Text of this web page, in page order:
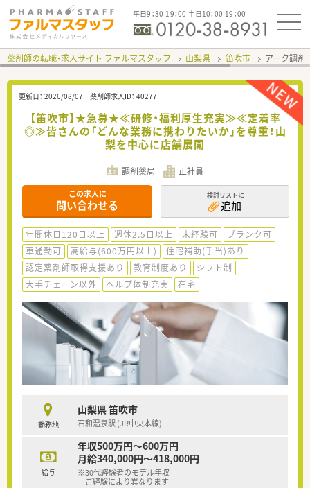
平日9：30-19：00 土日10：00-19：00
薬剤師の転職・求人サイト ファルマスタッフ 山梨県 笛吹市 アーク調
更新日： 2026/08/07 薬剤師求人ID： 40277
【笛吹市】★急募★≪研修・福利厚生充実≫≪定着率
◎≫皆さんの「どんな業務に携わりたいか」を尊重！山
梨を中心に店舗展開
調剤薬局 正社員
この求人に
問い合わせる
検討リストに
追加
年間休日120日以上 週休2.5日以上 未経験可
ブランク可
車通勤可
高給与(600万円以上)
住宅補助(手当)あり
認定薬剤師取得支援あり
教育制度あり
シフト制
大手チェーン以外
ヘルプ体制充実 在宅
勤務地
山梨県 笛吹市
石和温泉駅 (JR中央本線)
給与
年収500万円～600万円
月給340,000円～418,000円
※30代経験者のモデル年収
ご経験により異なります